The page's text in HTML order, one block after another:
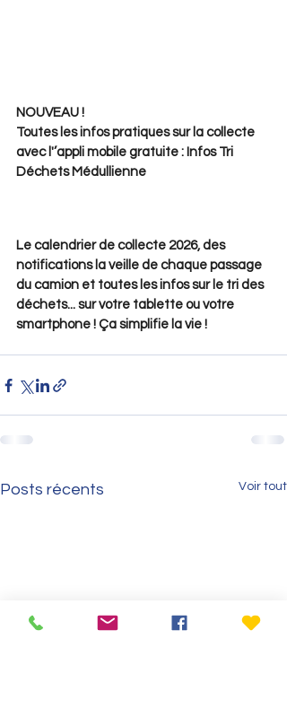
NOUVEAU !
Toutes les infos pratiques sur la collecte
avec l'’appli mobile gratuite : Infos Tri
Déchets Médullienne
Le calendrier de collecte 2026, des
notifications la veille de chaque passage
du camion et toutes les infos sur le tri des
déchets... sur votre tablette ou votre
smartphone ! Ça simplifie la vie !
Posts récents Voir tout